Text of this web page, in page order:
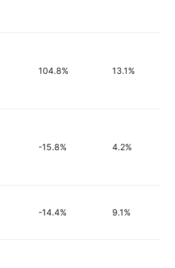
104.8% 13.1%
-15.8% 4.2%
-14.4% 9.1%